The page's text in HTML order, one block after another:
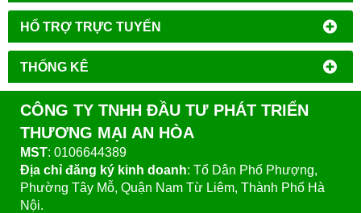
HỔ TRỢ TRỰC TUYẾN
THỐNG KÊ
CÔNG TY TNHH ĐẦU TƯ PHÁT TRIỂN
THƯƠNG MẠI AN HÒA
MST: 0106644389
Địa chỉ đăng ký kinh doanh: Tổ Dân Phố Phượng,
Phường Tây Mỗ, Quận Nam Từ Liêm, Thành Phố Hà
Nội.